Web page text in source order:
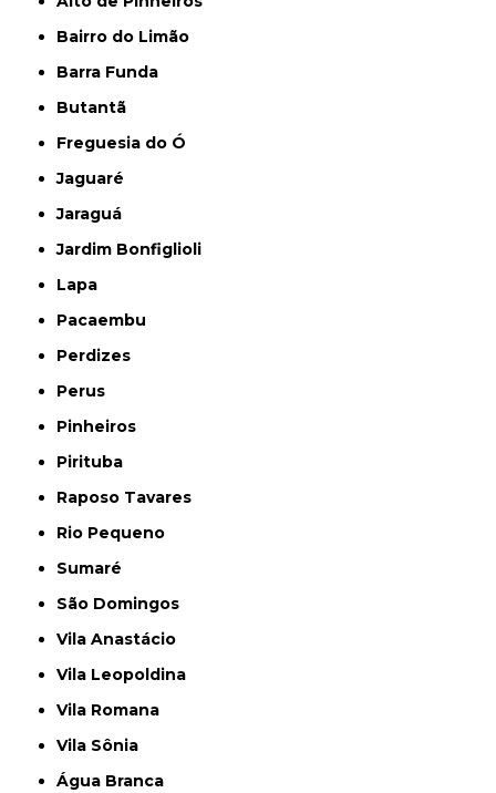
Bairro do Limão
Barra Funda
Butantã
Freguesia do Ó
Jaguaré
Jaraguá
Jardim Bonfiglioli
Lapa
Pacaembu
Perdizes
Perus
Pinheiros
Pirituba
Raposo Tavares
Rio Pequeno
Sumaré
São Domingos
Vila Anastácio
Vila Leopoldina
Vila Romana
Vila Sônia
Água Branca